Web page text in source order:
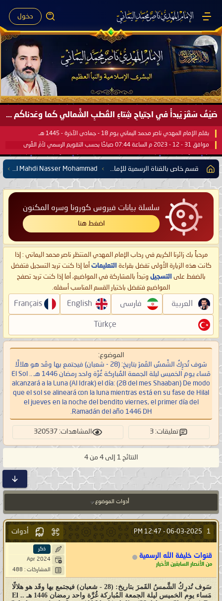
دخول
صَيْفُ سَقَرَ يَبدأُ في اجتياحِ شِتاءِ القُطبِ الشَّمالي كَما وعَدناكُم بالحقِّ لعَامِكم هذا (1445 هـ) ..
بقلم الإمام المهدي ناصر محمد اليماني يوم 18 - جمادى الآخرة - 1445 هـ
موافق 31 - 12 - 2023 م الساعة 07:44 صباحًا بحسب التقويم الرسمي لأمّ القُرى
سلسلة بيانات فيروس كورونا وسره المكنون
اضغط هنا
مرحباً بك زائرنا الكريم في رحاب الإمام المهدي المنتظر ناصر محمد اليماني : إذا
كانت هذه الزيارة الأولى تفضل بقراءة التعليمات أما إذا كنت تريد التسجيل فتفضل
بالضغط على التسجيل وتبدأ بالمشاركة في المواضيع، أما إذا كنت تريد تصفح
المواضيع فتفضل باختيار القسم المناسب أسفله.
العربية فارسی English
Français
Türkçe
الموضوع:
سَوف تُدرِكُ الشَّمسُ القَمرَ بتاريخ: (28 - شعبان) فيجتمع بها وقَد هو هلالًا
مَساء يوم الخميس ليلة الجمعة المُباركة غُرَّة واحد رمضان 1446 هـ .. El Sol
alcanzará a la Luna (Al Idrak) el día: (28 del mes Shaaban) De modo
que el sol se alineará con la luna mientras está en su fase de Hilal
el jueves en la noche del bendito viernes, el primer día del
Ramadán del año 1446 DH.
تعليقات: 3 المشاهدات: 320537
النتائج 1 إلى 4 من 4
أدوات الموضوع
1
06-03-2025 -
12:47 PM أدوات
قنوات خليفة الله الرسمية
من الأنصار السابقين الأخيار
ذكر
Apr 2024
المشاركات : 488
سَوف تُدرِكُ الشَّمسُ القَمرَ بتاريخ: (28 - شعبان) فيجتمع بها وقَد هو هلالًا
مَساء يوم الخميس ليلة الجمعة المُباركة غُرَّة واحد رمضان 1446 هـ .. El